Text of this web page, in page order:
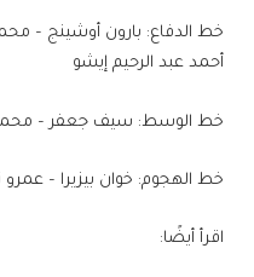
خط الدفاع: بارون أوشينج –
أحمد عبد الرحيم إيشو
خط الوسط: سيف جعفر –
خط الهجوم: خوان بيزيرا –
اقرأ أيضًا: